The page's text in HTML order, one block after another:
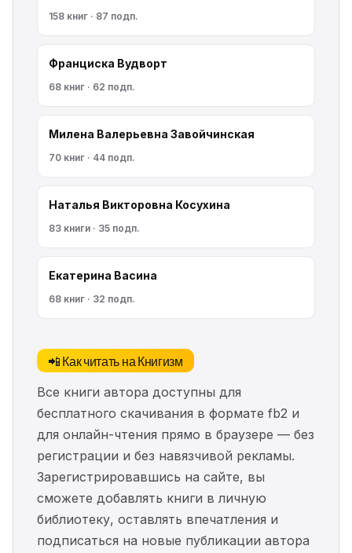
158 книг · 87 подп.
Франциска Вудворт
68 книг · 62 подп.
Милена Валерьевна Завойчинская
70 книг · 44 подп.
Наталья Викторовна Косухина
83 книги · 35 подп.
Екатерина Васина
68 книг · 32 подп.
📲 Как читать на Книгизм
Все книги автора доступны для
бесплатного скачивания в формате fb2 и
для онлайн-чтения прямо в браузере — без
регистрации и без навязчивой рекламы.
Зарегистрировавшись на сайте, вы
сможете добавлять книги в личную
библиотеку, оставлять впечатления и
подписаться на новые публикации автора